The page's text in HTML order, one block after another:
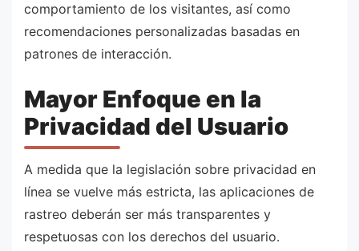
comportamiento de los visitantes, así como
recomendaciones personalizadas basadas en
patrones de interacción.
Mayor Enfoque en la
Privacidad del Usuario
A medida que la legislación sobre privacidad en
línea se vuelve más estricta, las aplicaciones de
rastreo deberán ser más transparentes y
respetuosas con los derechos del usuario.